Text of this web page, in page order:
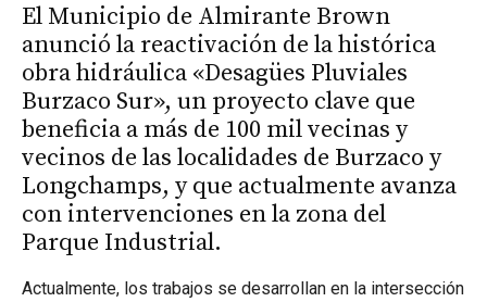
El Municipio de Almirante Brown
anunció la reactivación de la histórica
obra hidráulica «Desagües Pluviales
Burzaco Sur», un proyecto clave que
beneficia a más de 100 mil vecinas y
vecinos de las localidades de Burzaco y
Longchamps, y que actualmente avanza
con intervenciones en la zona del
Parque Industrial.
Actualmente, los trabajos se desarrollan en la intersección